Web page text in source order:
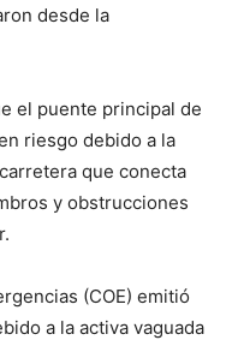
desde la
el puente principal de
riesgo debido a la
que conecta
y obstrucciones
(COE) emitió
a la activa vaguada